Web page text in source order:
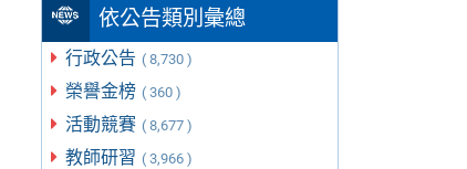
依公告類別彙總
行政公告 ( 8,730 )
榮譽金榜 ( 360 )
活動競賽 ( 8,677 )
教師研習 ( 3,966 )